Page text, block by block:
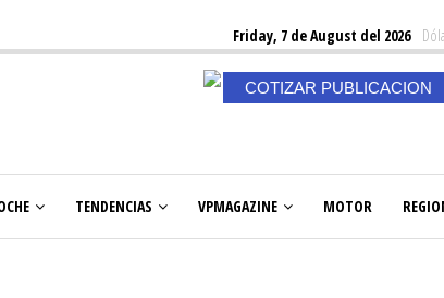
Friday, 7 de August del 2026
COTIZAR PUBLICACION
TENDENCIAS VPMAGAZINE MOTOR